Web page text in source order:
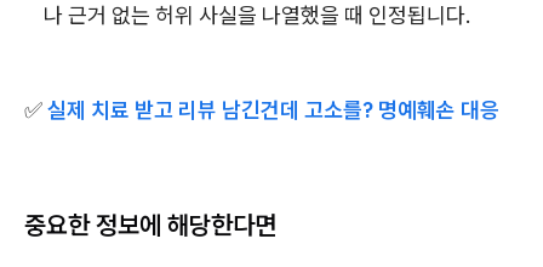
나 근거 없는 허위 사실을 나열했을 때 인정됩니다.
✅실제 치료 받고 리뷰 남긴건데 고소를? 명예훼손 대응
중요한 정보에 해당한다면